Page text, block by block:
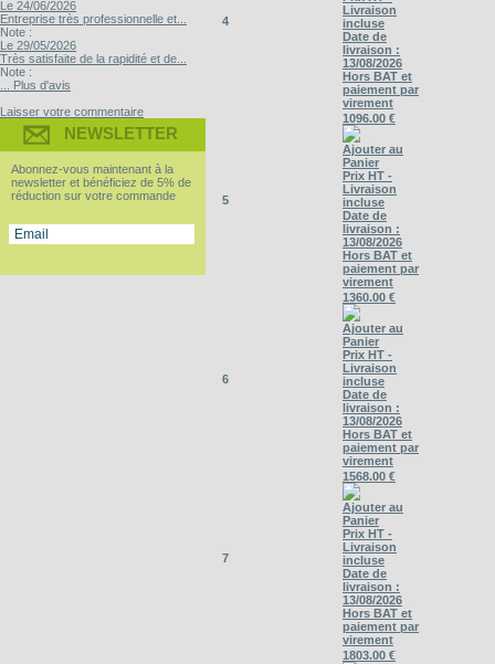
Le 24/06/2026
Entreprise très professionnelle et...
Note :
Le 29/05/2026
Très satisfaite de la rapidité et de...
Note :
... Plus d'avis
Laisser votre commentaire
NEWSLETTER
Abonnez-vous maintenant à la
newsletter et bénéficiez de 5% de
réduction sur votre commande
4
Livraison
incluse
Date de
livraison :
13/08/2026
Hors BAT et
paiement par
virement
5
1096.00 €
Ajouter au
Panier
Prix HT -
Livraison
incluse
Date de
livraison :
13/08/2026
Hors BAT et
paiement par
virement
6
1360.00 €
Ajouter au
Panier
Prix HT -
Livraison
incluse
Date de
livraison :
13/08/2026
Hors BAT et
paiement par
virement
7
1568.00 €
Ajouter au
Panier
Prix HT -
Livraison
incluse
Date de
livraison :
13/08/2026
Hors BAT et
paiement par
virement
1803.00 €